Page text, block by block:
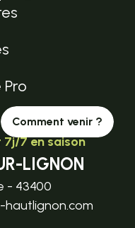
Comment venir ?
7j/7 en saison
LIGNON
- 43400
hautlignon.com